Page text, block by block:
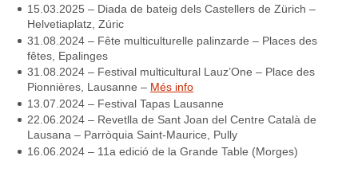
15.03.2025 – Diada de bateig dels Castellers de Zürich –
Helvetiaplatz, Zúric
31.08.2024 – Fête multiculturelle palinzarde – Places des
fêtes, Epalinges
31.08.2024 – Festival multicultural Lauz’One – Place des
Pionnières, Lausanne – Més info
13.07.2024 – Festival Tapas Lausanne
22.06.2024 – Revetlla de Sant Joan del Centre Català de
Lausana – Parròquia Saint-Maurice, Pully
16.06.2024 – 11a edició de la Grande Table (Morges)